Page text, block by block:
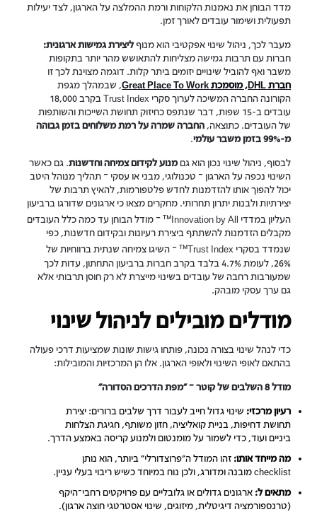
מדד הבוחן את נאמנות הלקוחות ורמת ההמלצה על הארגון, לצד יעילות
תפעולית ושימור עובדים לאורך זמן.
מעבר לכך, ניהול שינוי אפקטיבי הוא מנוףליצירת גמישות ארגונית:
חברות עם תרבות גמישה מצליחות להתאושש מהר יותר בתקופות
משבר ואף להוביל שינויים יזומים ביתר קלות. דוגמה מצוינת לכך זו
חברת DHL, מוסמכת Great Place To Work
, שבמהלך מגפת
הקורונה החברה המשיכה לערוך סקרי Trust Index בקרב 18,000
עובדים ב-15 שפות, דבר שנתפס כחיזוק תחושת השייכות והשותפות
של העובדים. כתוצאה, החברה שמרה על רמת משלוחים בזמן גבוהה
מ-99% בזמן משבר עולמי
.
לבסוף, ניהול שינוי נכון הוא גםמנוע לקידום צמיחה וחדשנות. גם כאשר
השינוי נכפה על הארגון – טכנולוגי, מבני או עסקי – תהליך מנוהל היטב
יכול להפוך אותו להזדמנות לחדש פלטפורמות, להאיץ תרבות של
יצירתיות ולבנות יתרון תחרותי. מחקרים מצאו כי ארגונים שדורגו ברביעון
העליון במדדי Innovation by All
™– מודל הבוחן עד כמה כלל העובדים
מקבלים הזדמנות להשתתף ביצירת רעיונות ובקידום חדשנות, כפי
שנמדד בסקרי Trust Index
™ – השיגו צמיחה שנתית ברווחיות של
26%, לעומת 4.7% בלבד בקרב חברות ברביעון התחתון, עדות לכך
שמעורבות רחבה של עובדים בשינוי מייצרת לא רק חוסן תרבותי אלא
גם ערך עסקי מובהק.
מודלים מובילים לניהול שינוי
כדי לנהל שינוי בצורה נכונה, פותחו גישות שונות שמציעות דרכי פעולה
בהתאם לאופי השינוי ולאופי הארגון. אלו הן המרכזיות והמובילות:
מודל 8 השלבים של קוטר – “מפת הדרכים הסדורה”
רעיון מרכזי: שינוי גדול חייב לעבור דרך שלבים ברורים: יצירת
תחושת דחיפות, בניית קואליציה, חזון משותף, חגיגת הצלחות
ביניים ועוד, כדי לשמור על מומנטום ולמנוע קריסה באמצע הדרך.
מה מייחד אותו: זהו המודל ה"פרוצדורלי" ביותר, הוא נותן
checklist מובנה ומדורג, ולכן נוח במיוחד כשיש ריבוי בעלי עניין.
מתאים ל: ארגונים גדולים או גלובליים עם פרויקטים רחבי־היקף
(טרנספורמציה דיגיטלית, מיזוגים, שינוי אסטרטגי חוצה ארגון).